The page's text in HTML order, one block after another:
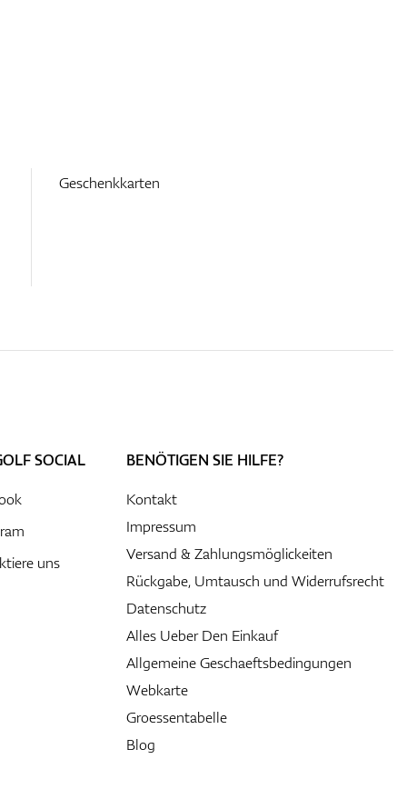
Geschenkkarten
SOCIAL
uns
BENÖTIGEN SIE HILFE?
Kontakt
Impressum
Versand & Zahlungsmöglickeiten
Rückgabe, Umtausch und Widerrufsrecht
Datenschutz
Alles Ueber Den Einkauf
Allgemeine Geschaeftsbedingungen
Webkarte
Groessentabelle
Blog